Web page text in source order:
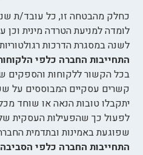
כחלק מהבטחה זו, כל עובד/ת
לומדה למניעת הטרדה מינית
לשנה במסגרת הדרכות
התחייבות החברה כלפי
בכל הקשור ללקוחות והספקים
קשרים עסקיים המבוססים על
יתקבלו טובות הנאה או שוחד
לפעול כך שהפעילות העסקית
שפוגעת באמינות ובתדמית
התחייבות החברה כלפי